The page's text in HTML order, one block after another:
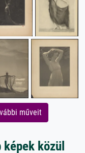
műveit
közül